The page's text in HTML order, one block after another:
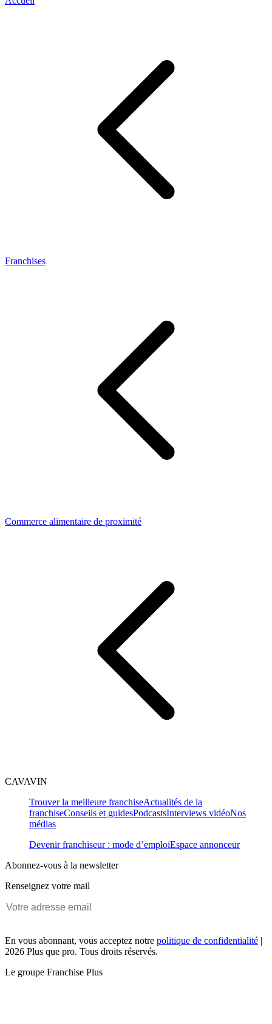
Franchises
Commerce alimentaire de proximité
CAVAVIN
Trouver la meilleure franchiseActualités de la
franchiseConseils et guidesPodcastsInterviews vidéoNos
médias
Devenir franchiseur : mode d’emploiEspace annonceur
Abonnez-vous à la newsletter
Renseignez votre mail
En vous abonnant, vous acceptez notre politique de confidentialité |
2026 Plus que pro. Tous droits réservés.
Le groupe Franchise Plus